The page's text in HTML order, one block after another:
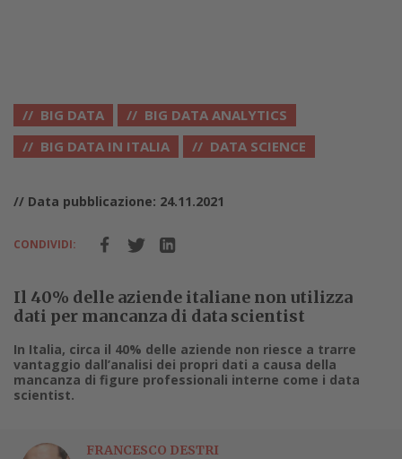
BIG DATA
BIG DATA ANALYTICS
BIG DATA IN ITALIA
DATA SCIENCE
// Data pubblicazione: 24.11.2021
CONDIVIDI:
Il 40% delle aziende italiane non utilizza
dati per mancanza di data scientist
In Italia, circa il 40% delle aziende non riesce a trarre
vantaggio dall’analisi dei propri dati a causa della
mancanza di figure professionali interne come i data
scientist.
FRANCESCO DESTRI